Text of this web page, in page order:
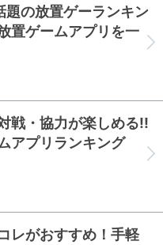
題の放置ゲーランキン
置ゲームアプリを一
戦・協力が楽しめる!!
アプリランキング
レがおすすめ！手軽